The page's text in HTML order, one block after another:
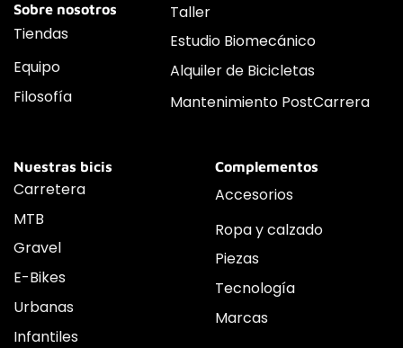
Sobre nosotros
Tiendas
Equipo
Filosofía
Taller
Estudio Biomecánico
Alquiler de Bicicletas
Mantenimiento PostCarrera
Nuestras bicis
Carretera
MTB
Gravel
E-Bikes
Urbanas
Infantiles
Complementos
Accesorios
Ropa y calzado
Piezas
Tecnología
Marcas